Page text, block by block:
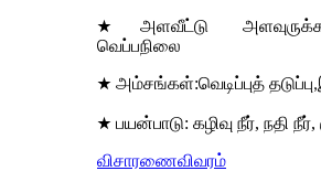
★அளவீட்டு
வெப்பநிலை
★ அம்சங்கள்:வெடிப்புத் தடுப்பு,
★ பயன்பாடு: கழிவு நீர், நதி நீர்,
விசாரணைவிவரம்